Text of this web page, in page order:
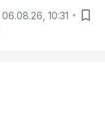
06.08.26, 10:31